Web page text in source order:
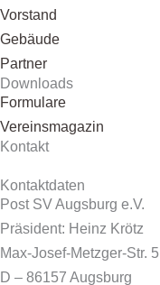
Vorstand
Gebäude
Partner
Downloads
Formulare
Vereinsmagazin
Kontakt
Kontaktdaten
Post SV Augsburg e.V.
Präsident: Heinz Krötz
Max-Josef-Metzger-Str. 5
D – 86157 Augsburg